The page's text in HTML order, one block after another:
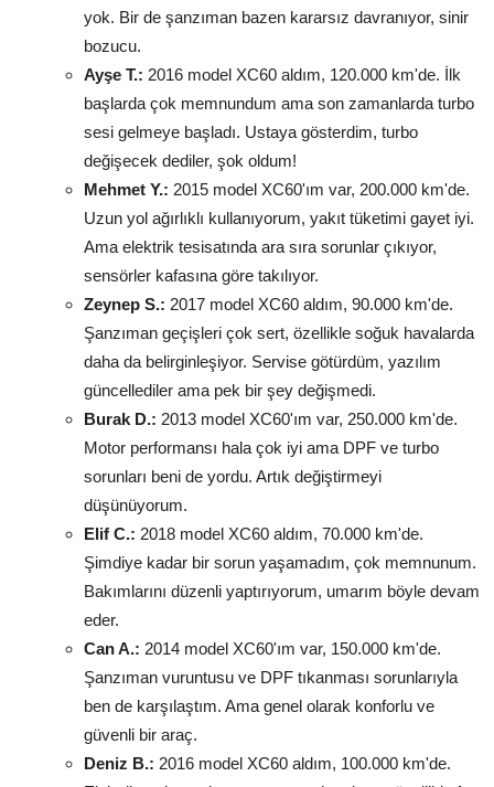
yok. Bir de şanzıman bazen kararsız davranıyor, sinir
bozucu.
Ayşe T.: 2016 model XC60 aldım, 120.000 km'de. İlk
başlarda çok memnundum ama son zamanlarda turbo
sesi gelmeye başladı. Ustaya gösterdim, turbo
değişecek dediler, şok oldum!
Mehmet Y.: 2015 model XC60'ım var, 200.000 km'de.
Uzun yol ağırlıklı kullanıyorum, yakıt tüketimi gayet iyi.
Ama elektrik tesisatında ara sıra sorunlar çıkıyor,
sensörler kafasına göre takılıyor.
Zeynep S.: 2017 model XC60 aldım, 90.000 km'de.
Şanzıman geçişleri çok sert, özellikle soğuk havalarda
daha da belirginleşiyor. Servise götürdüm, yazılım
güncellediler ama pek bir şey değişmedi.
Burak D.: 2013 model XC60'ım var, 250.000 km'de.
Motor performansı hala çok iyi ama DPF ve turbo
sorunları beni de yordu. Artık değiştirmeyi
düşünüyorum.
Elif C.: 2018 model XC60 aldım, 70.000 km'de.
Şimdiye kadar bir sorun yaşamadım, çok memnunum.
Bakımlarını düzenli yaptırıyorum, umarım böyle devam
eder.
Can A.: 2014 model XC60'ım var, 150.000 km'de.
Şanzıman vuruntusu ve DPF tıkanması sorunlarıyla
ben de karşılaştım. Ama genel olarak konforlu ve
güvenli bir araç.
Deniz B.: 2016 model XC60 aldım, 100.000 km'de.